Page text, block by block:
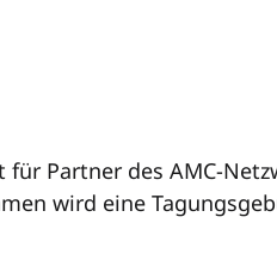
Partner des AMC-
wird eine